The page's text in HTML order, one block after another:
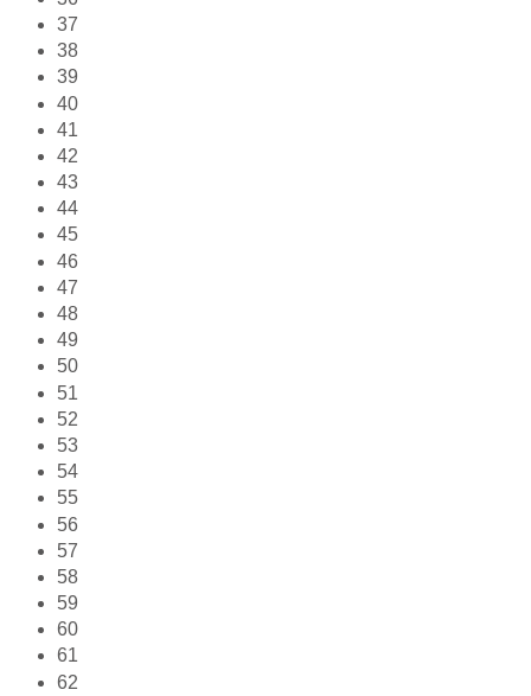
37
38
39
40
41
42
43
44
45
46
47
48
49
50
51
52
53
54
55
56
57
58
59
60
61
62